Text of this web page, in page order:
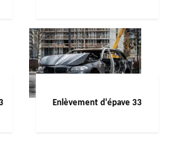
Enlèvement d'épave 33